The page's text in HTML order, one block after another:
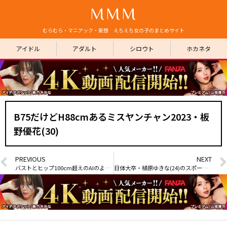
MMM
むらむら・マニアック・妄想 えちえち女の子のまとめサイト
アイドル アダルト シロウト ホカネタ
B75だけどH88cmあるミスヤンチャン2023・板
野優花(30)
PREVIOUS
バストとヒップ100cm超えのAIのような小野坂さんがAVデビュー
NEXT
日体大卒・植原ゆきな(24)のスポーツで鍛え抜かれたプリ尻